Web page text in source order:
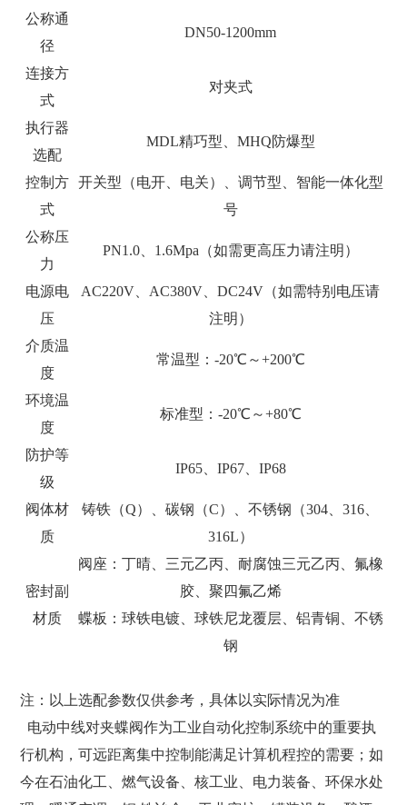
公称通
径
DN50-1200mm
连接方
式
对夹式
执行器
选配
MDL精巧型、MHQ防爆型
控制方
式
开关型（电开、电关）、调节型、智能一体化型
号
公称压
力
PN1.0、1.6Mpa（如需更高压力请注明）
电源电
压
AC220V、AC380V、DC24V（如需特别电压请
注明）
介质温
度
常温型：-20℃～+200℃
环境温
度
标准型：-20℃～+80℃
防护等
级
IP65、IP67、IP68
阀体材
质
铸铁（Q）、碳钢（C）、不锈钢（304、316、
316L）
密封副
材质
阀座：丁晴、三元乙丙、耐腐蚀三元乙丙、氟橡
胶、聚四氟乙烯
蝶板：球铁电镀、球铁尼龙覆层、铝青铜、不锈
钢
注：以上选配参数仅供参考，具体以实际情况为准
电动中线对夹蝶阀作为工业自动化控制系统中的重要执
行机构，可远距离集中控制能满足计算机程控的需要；如
今在石油化工、燃气设备、核工业、电力装备、环保水处